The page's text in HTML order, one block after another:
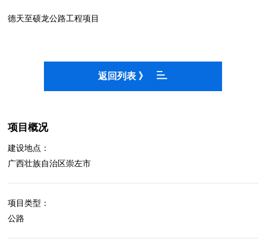
德天至硕龙公路工程项目
返回列表 》
项目概况
建设地点：
广西壮族自治区崇左市
项目类型：
公路